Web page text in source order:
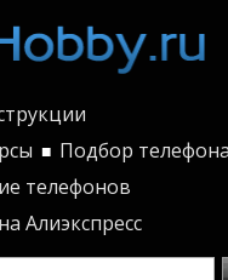
■ Подбор
телефонов
Алиэкспресс